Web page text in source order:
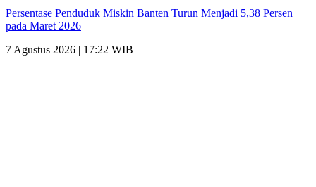
Persentase Penduduk Miskin Banten Turun Menjadi 5,38 Persen
pada Maret 2026
7 Agustus 2026 | 17:22 WIB